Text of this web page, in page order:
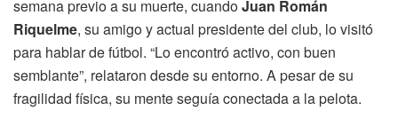
semana previo a su muerte, cuandoJuan Román
Riquelme, su amigo y actual presidente del club, lo visitó
para hablar de fútbol. “Lo encontró activo, con buen
semblante”, relataron desde su entorno. A pesar de su
fragilidad física, su mente seguía conectada a la pelota.